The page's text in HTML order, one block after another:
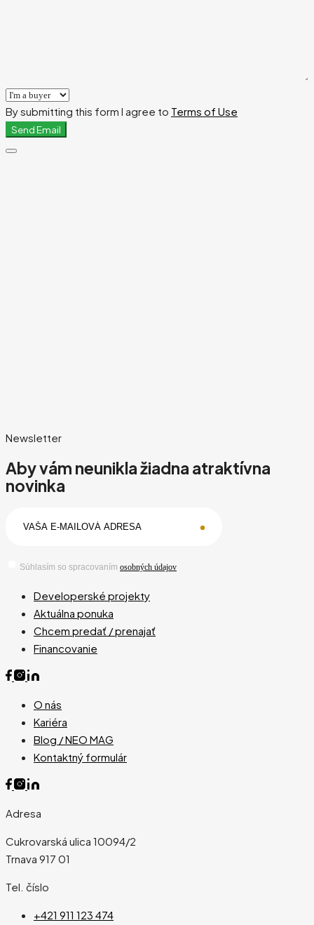
By submitting this form I agree to Terms of Use
Send Email
Newsletter
Aby vám neunikla žiadna atraktívna
novinka
Súhlasím so spracovaním osobných údajov
Developerské projekty
Aktuálna ponuka
Chcem predať / prenajať
Financovanie
O nás
Kariéra
Blog / NEO MAG
Kontaktný formulár
Adresa
Cukrovarská ulica 10094/2
Trnava 917 01
Tel. číslo
+421 911 123 474